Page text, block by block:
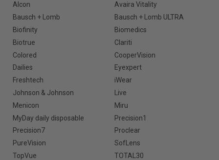
Alcon
Avaira Vitality
Bausch + Lomb
Bausch + Lomb ULTRA
Biofinity
Biomedics
Biotrue
Clariti
Colored
CooperVision
Dailies
Eyexpert
Freshtech
iWear
Johnson & Johnson
Live
Menicon
Miru
MyDay daily disposable
Precision1
Precision7
Proclear
PureVision
SofLens
TopVue
TOTAL30